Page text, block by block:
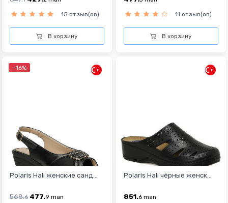
15 отзыв(ов)
В корзину
11 отзыв(ов)
В корзину
-16%
Polaris Halı женские санд...
568.6 477.9 man
Polaris Halı чёрные женск...
851.6 man